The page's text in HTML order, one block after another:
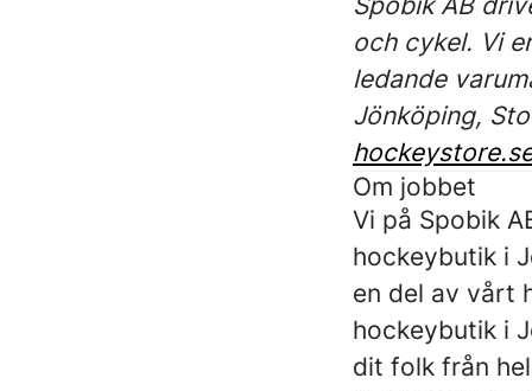
och cykel. Vi
ledande
Jönköping,
Om jobbet
Vi på Spobik
hockeybutik i
en del av vårt
hockeybutik i
dit folk från